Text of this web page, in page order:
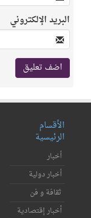
البريد الإلكتروني
الأقسام
الرئيسية
أخبار
أخبار دولية
ثقافة و فن
أخبار إقتصادية